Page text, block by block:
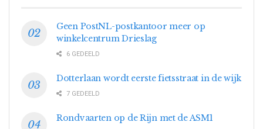
Geen PostNL-postkantoor meer op
winkelcentrum Drieslag
6 GEDEELD
Dotterlaan wordt eerste fietsstraat in de wijk
7 GEDEELD
Rondvaarten op de Rijn met de ASM1